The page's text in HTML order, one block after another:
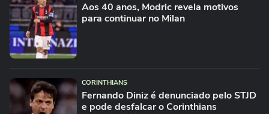
Aos 40 anos, Modric revela motivos
para continuar no Milan
CORINTHIANS
Fernando Diniz é denunciado pelo STJD
e pode desfalcar o Corinthians